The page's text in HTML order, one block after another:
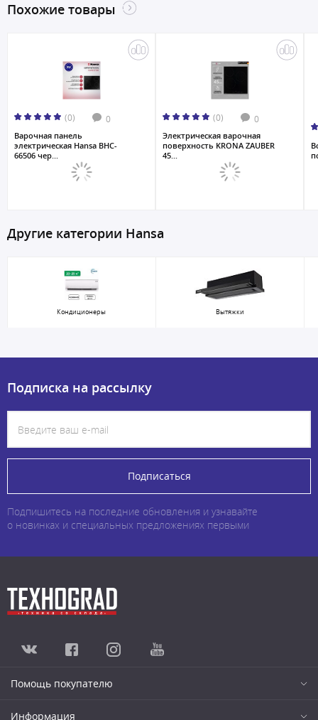
Похожие товары
(0) 0
Варочная панель
электрическая Hansa BHC-
66506 чер...
(0) 0
Электрическая варочная
поверхность KRONA ZAUBER
45...
Другие категории Hansa
Кондиционеры Вытяжки
Подписка на рассылку
Подписаться
Подпишитесь на последние обновления и узнавайте
о новинках и специальных предложениях первыми
Помощь покупателю
Информация